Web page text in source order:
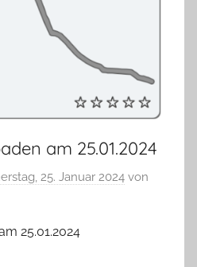
am 25.01.2024
25. Januar 2024 von
25.01.2024